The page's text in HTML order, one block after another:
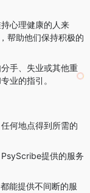
心理健康的人来
帮助他们保持积极的
手、失业或其他重
业的指引。
何地点得到所需的
提供的服务
能提供不间断的服